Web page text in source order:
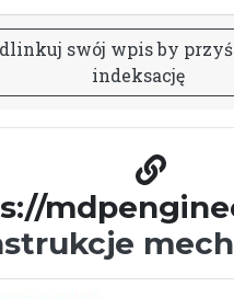
linkuj swój wpisby przyś
indeksację